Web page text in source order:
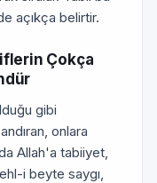
açıkça belirtir.
Çokça
gibi
onlara
Allah'a tabiiyet,
i beyte saygı,